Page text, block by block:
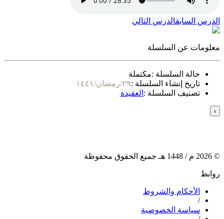
الدرس السابقالدرس التالي
معلومات عن السلسلة
حالة السلسلة :مكتملة
تاريخ إنشاء السلسلة :٢٩/رمضان/١٤٤١
تصنيف السلسلة : العقيدة
›
©
2026 م / 1448 هـ جميع الحقوق محفوظة
روابط
الأحكام والشروط
/
سياسة الخصوصية